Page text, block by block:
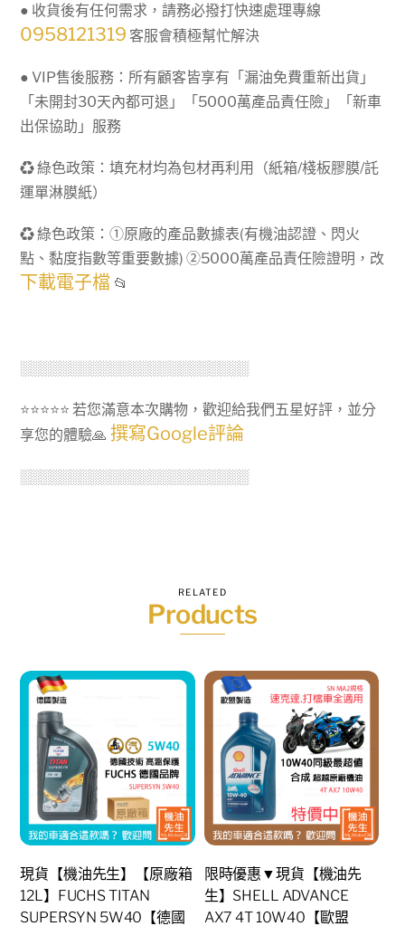
● 收貨後有任何需求，請務必撥打快速處理專線
0958121319 客服會積極幫忙解決
● VIP售後服務：所有顧客皆享有「漏油免費重新出貨」
「未開封30天內都可退」「5000萬產品責任險」「新車
出保協助」服務
♻ 綠色政策：填充材均為包材再利用（紙箱/棧板膠膜/託
運單淋膜紙）
♻ 綠色政策：①原廠的產品數據表(有機油認證、閃火
點、黏度指數等重要數據) ②5000萬產品責任險證明，改
下載電子檔 📂
░░░░░░░░░░░░░░░░░░░░░░░
⭐⭐⭐⭐⭐ 若您滿意本次購物，歡迎給我們五星好評，並分
享您的體驗🙏 撰寫Google評論
░░░░░░░░░░░░░░░░░░░░░░░
RELATED
Products
現貨【機油先生】【原廠箱
12L】FUCHS TITAN
SUPERSYN 5W40【德國
限時優惠▼現貨【機油先
生】SHELL ADVANCE
AX7 4T 10W40【歐盟